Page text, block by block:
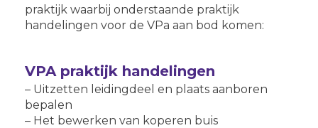
praktijk waarbij onderstaande praktijk
handelingen voor de VPa aan bod komen:
VPA praktijk handelingen
– Uitzetten leidingdeel en plaats aanboren
bepalen
– Het bewerken van koperen buis